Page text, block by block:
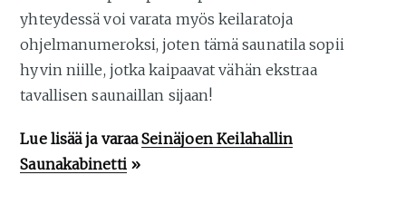
yhteydessä voi varata myös keilaratoja
ohjelmanumeroksi, joten tämä saunatila sopii
hyvin niille, jotka kaipaavat vähän ekstraa
tavallisen saunaillan sijaan!
Lue lisää ja varaaSeinäjoen Keilahallin
Saunakabinetti»